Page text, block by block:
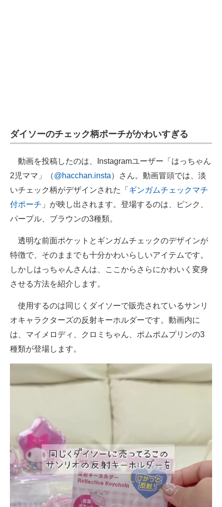
ダイソーのチェック柄ポーチがかわいすぎる
動画を投稿したのは、Instagramユーザー「はっちゃん
2児ママ」（@hacchan.insta）さん。動画冒頭では、淡
いチェック柄がデザインされた「 ギンガムチェックマチ
付ポーチ 」が映し出されます。登場するのは、ピンク、
パープル、ブラウンの3種類。
透明な前面ポケットとギンガムチェックのデザインが
特徴で、そのままでも十分かわいらしいアイテムです。
しかしはっちゃんさんは、ここからさらにかわいく変身
させる方法を紹介します。
使用するのは同じくダイソーで販売されているサンリ
オキャラクターズの反射キーホルダーです。動画内に
は、マイメロディ、クロミちゃん、ポムポムプリンの3
種類が登場します。